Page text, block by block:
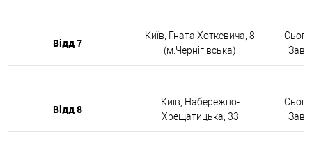
Відд 7
Київ, Гната Хоткевича, 8
(м.Чернігівська)
Відд 8
Київ, Набережно-
Хрещатицька, 33